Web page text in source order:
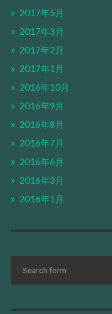
2017年5月
2017年3月
2017年2月
2017年1月
2016年10月
2016年9月
2016年8月
2016年7月
2016年6月
2016年3月
2016年1月